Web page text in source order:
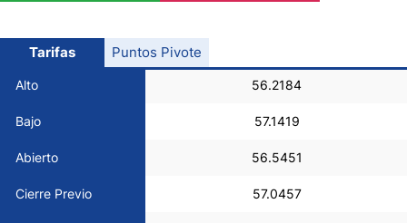
Tarifas
Alto 56.2184
Bajo 57.1419
Abierto 56.5451
Cierre Previo 57.0457
Puntos Pivote